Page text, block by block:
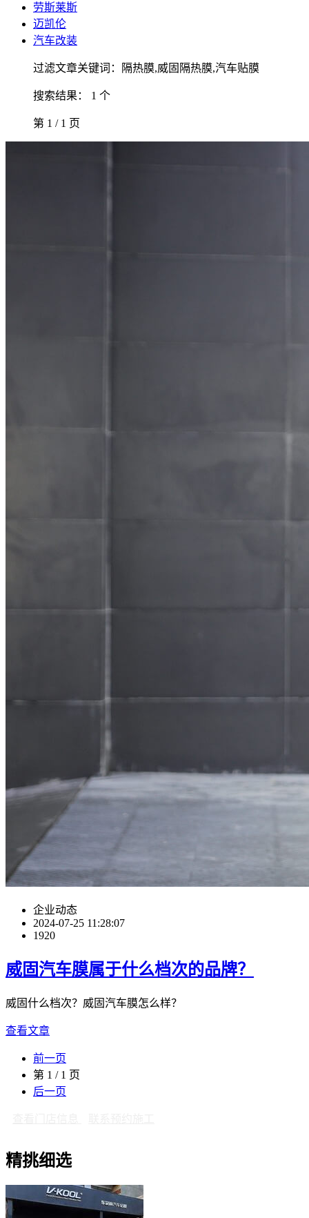
劳斯莱斯
迈凯伦
汽车改装
过滤文章关键词：隔热膜,威固隔热膜,汽车贴膜
搜索结果： 1 个
第 1 / 1 页
企业动态
2024-07-25 11:28:07
1920
威固汽车膜属于什么档次的品牌？
威固什么档次？威固汽车膜怎么样？
查看文章
前一页
第 1 / 1 页
后一页
精挑细选